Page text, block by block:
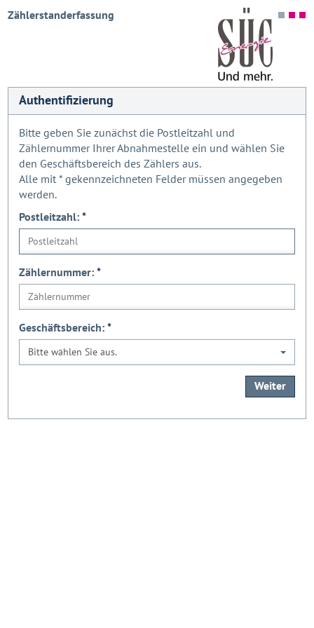
Zählerstanderfassung
Authentifizierung
Bitte geben Sie zunächst die Postleitzahl und
Zählernummer Ihrer Abnahmestelle ein und wählen Sie
den Geschäftsbereich des Zählers aus.
Alle mit* gekennzeichneten Felder müssen angegeben
werden.
Postleitzahl:*
Zählernummer:*
Geschäftsbereich:*
Bitte wählen Sie aus.